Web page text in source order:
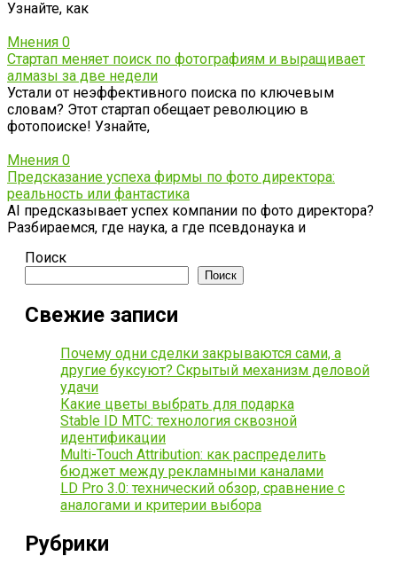
Узнайте, как
Мнения 0
Стартап меняет поиск по фотографиям и выращивает
алмазы за две недели
Устали от неэффективного поиска по ключевым
словам? Этот стартап обещает революцию в
фотопоиске! Узнайте,
Мнения 0
Предсказание успеха фирмы по фото директора:
реальность или фантастика
AI предсказывает успех компании по фото директора?
Разбираемся, где наука, а где псевдонаука и
Поиск
Поиск
Свежие записи
Почему одни сделки закрываются сами, а
другие буксуют? Скрытый механизм деловой
удачи
Какие цветы выбрать для подарка
Stable ID МТС: технология сквозной
идентификации
Multi-Touch Attribution: как распределить
бюджет между рекламными каналами
LD Pro 3.0: технический обзор, сравнение с
аналогами и критерии выбора
Рубрики